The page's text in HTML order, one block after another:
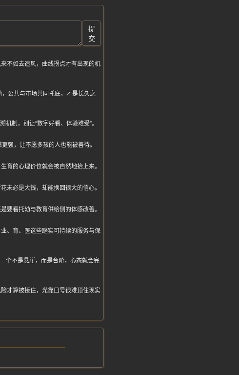
提
交
不如去造风，曲线拐点才有出现的机
公共与市场共同托底，才是长久之
制，别让“数字好看、体验难受”。
强，让不愿多孩的人也能被善待。
育的心理价位就会被自然地抬上来。
未必是大钱，却能换回很大的信心。
要看托幼与教育供给侧的体感改善。
、育、医这些踏实可持续的服务与保
个不是悬崖，而是台阶，心态就会完
才算被接住，光靠口号很难顶住现实